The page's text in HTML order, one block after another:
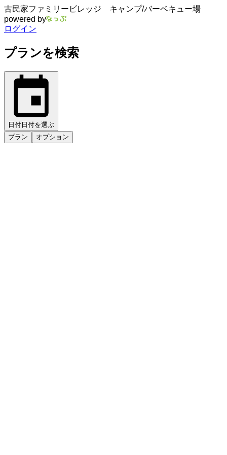
古民家ファミリービレッジ キャンプ/バーベキュー場
powered by
ログイン
プランを検索
日付 日付を選ぶ
プラン
オプション